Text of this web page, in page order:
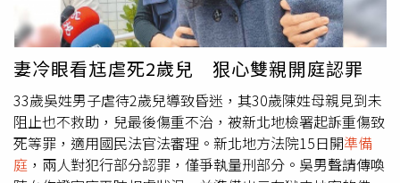
妻冷眼看尪虐死2歲兒 狠心雙親開庭認罪
33歲吳姓男子虐待2歲兒導致昏迷，其30歲陳姓母親見到未
阻止也不救助，兒最後傷重不治，被新北地檢署起訴重傷致
死等罪，適用國民法官法審理。新北地方法院15日開準備
庭 ，兩人對犯行部分認罪，僅爭執量刑部分。吳男聲請傳喚